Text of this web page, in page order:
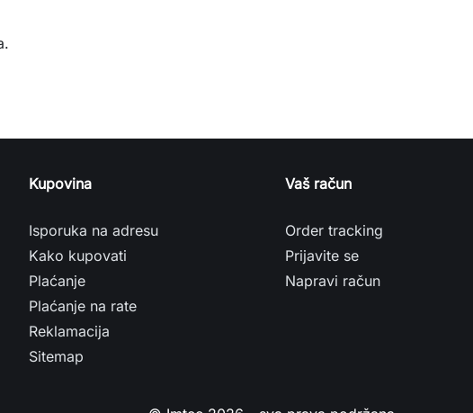
Kupovina
Isporuka na adresu
Kako kupovati
Plaćanje
Plaćanje na rate
Reklamacija
Sitemap
Vaš račun
Order tracking
Prijavite se
Napravi račun